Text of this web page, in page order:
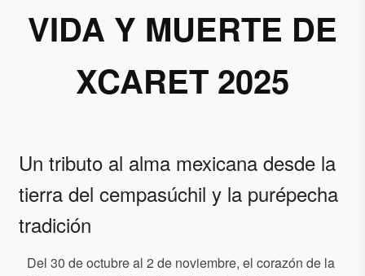
VIDA Y MUERTE DE
XCARET 2025
Un tributo al alma mexicana desde la
tierra del cempasúchil y la purépecha
tradición
Del 30 de octubre al 2 de noviembre, el corazón de la